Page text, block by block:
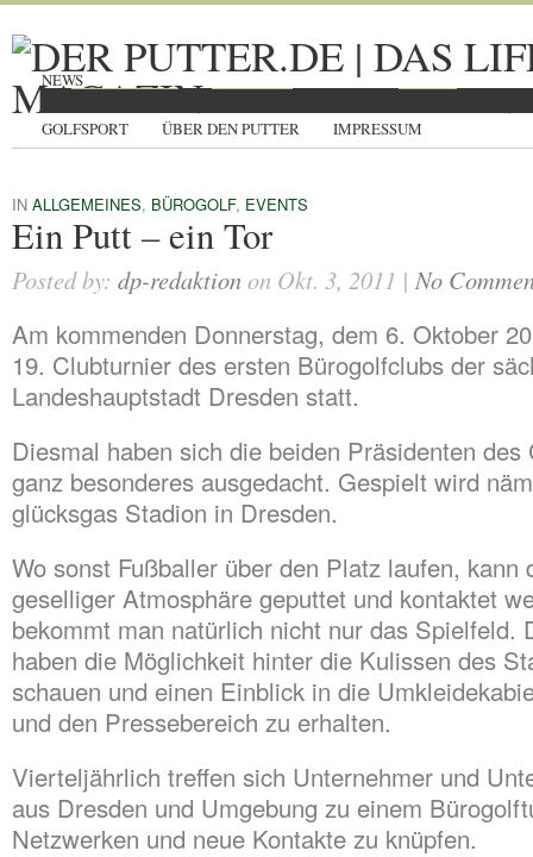
NEWS
GOLFSPORT
ÜBER DEN PUTTER IMPRESSUM
IN ALLGEMEINES, BÜROGOLF, EVENTS
Ein Putt – ein Tor
Posted by: dp-redaktionon Okt. 3, 2011 | No
Am kommenden Donnerstag, dem 6. Oktober
19. Clubturnier des ersten Bürogolfclubs der
Landeshauptstadt Dresden statt.
Diesmal haben sich die beiden Präsidenten des
ganz besonderes ausgedacht. Gespielt wird
glücksgas Stadion in Dresden.
Wo sonst Fußballer über den Platz laufen, kann
geselliger Atmosphäre geputtet und kontaktet
bekommt man natürlich nicht nur das Spielfeld.
haben die Möglichkeit hinter die Kulissen des
schauen und einen Einblick in die
und den Pressebereich zu erhalten.
Vierteljährlich treffen sich Unternehmer und
aus Dresden und Umgebung zu einem
Netzwerken und neue Kontakte zu knüpfen.